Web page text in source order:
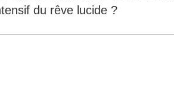
du rêve lucide ?